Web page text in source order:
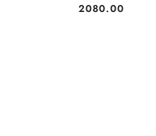
Cena:
2080.00